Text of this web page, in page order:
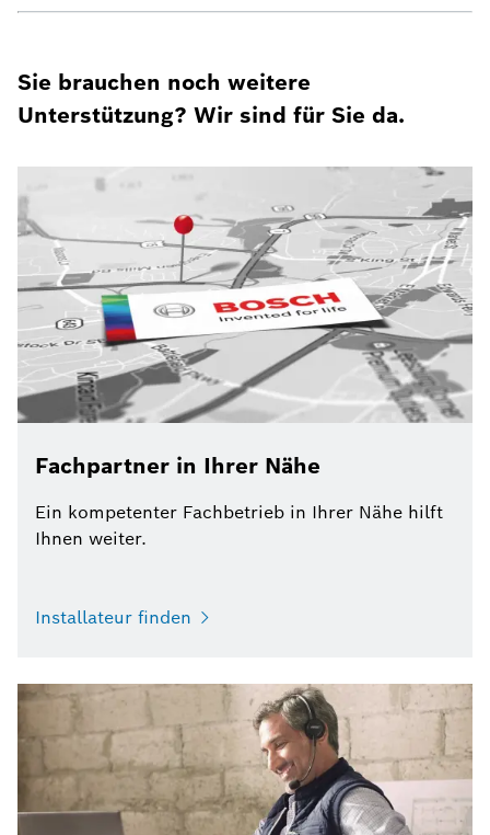
Sie brauchen noch weitere
Unterstützung? Wir sind für Sie da.
Fachpartner in Ihrer Nähe
Ein kompetenter Fachbetrieb in Ihrer Nähe hilft
Ihnen weiter.
Installateur finden